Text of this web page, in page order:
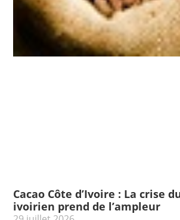
Cacao Côte d’Ivoire : La crise
ivoirien prend de l’ampleur